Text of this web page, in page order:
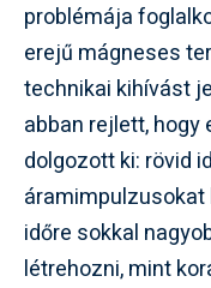
problémája
erejű mágneses
technikai kihívást
abban rejlett,
dolgozott ki: rövid
áramimpulzusokat
időre sokkal
létrehozni, mint